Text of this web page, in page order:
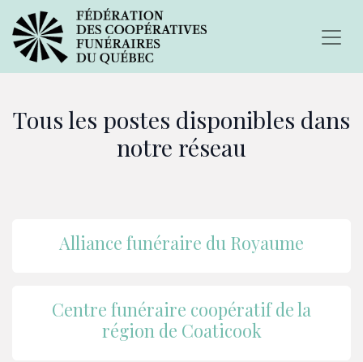
Tous les postes disponibles dans
notre réseau
Alliance funéraire du Royaume
Centre funéraire coopératif de la
région de Coaticook